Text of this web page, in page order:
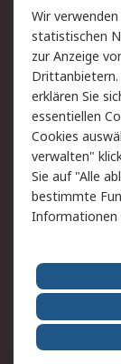
Hilfe
Rechtliches
AGB
Cookie-
Copyright/
Über RS
Karriere bei RS
Qualität/
Event-Center
Wir
statistischen
zur Anzeige
Drittanbietern.
erklären Sie
essentiellen
Cookies
verwalten"
Sie auf "Alle
bestimmte
Informationen